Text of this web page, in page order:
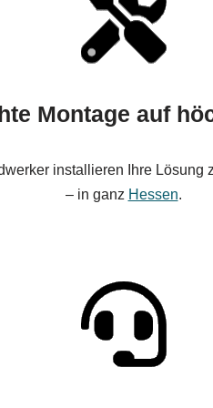
Montage auf
installieren Ihre Lösung
– in ganz Hessen.